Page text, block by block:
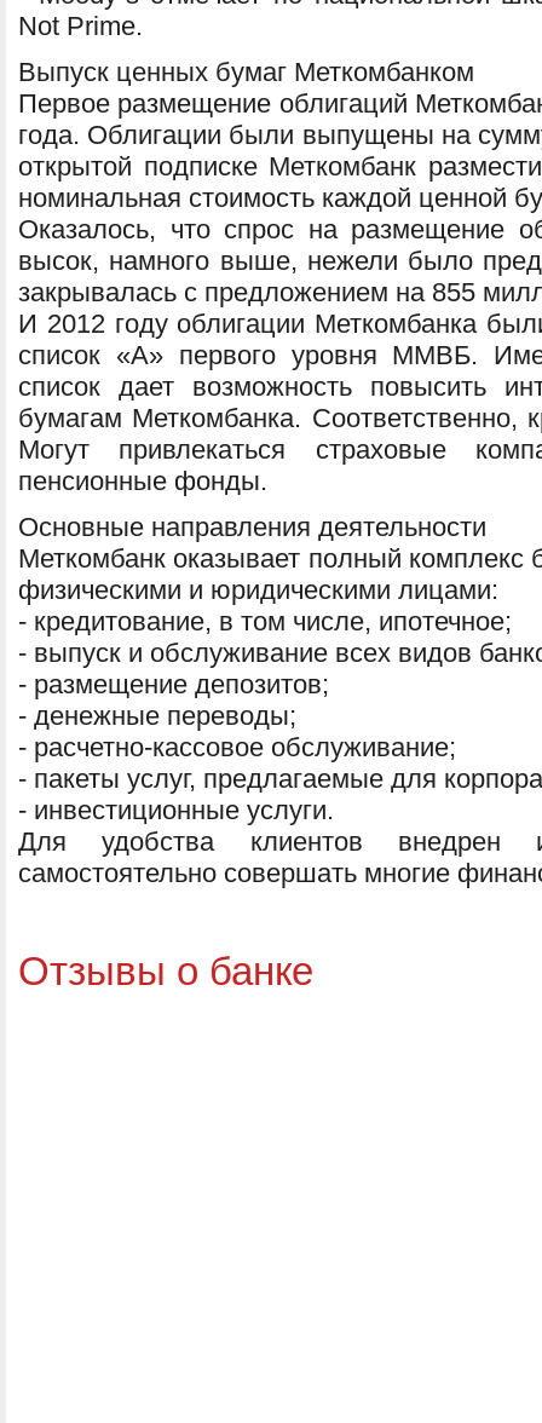
Not Prime.
Выпуск ценных бумаг Меткомбанком
Первое размещение облигаций
года. Облигации были выпущены на
открытой подписке Меткомбанк
номинальная стоимость каждой ценной
Оказалось, что спрос на размещение
высок, намного выше, нежели было
закрывалась с предложением на 855
И 2012 году облигации Меткомбанка
список «А» первого уровня ММВБ.
список дает возможность повысить
бумагам Меткомбанка. Соответственно,
Могут привлекаться страховые
пенсионные фонды.
Основные направления деятельности
Меткомбанк оказывает полный комплекс
физическими и юридическими лицами:
- кредитование, в том числе, ипотечное;
- выпуск и обслуживание всех видов
- размещение депозитов;
- денежные переводы;
- расчетно-кассовое обслуживание;
- пакеты услуг, предлагаемые для
- инвестиционные услуги.
Для удобства клиентов внедрен
самостоятельно совершать многие
Отзывы о банке